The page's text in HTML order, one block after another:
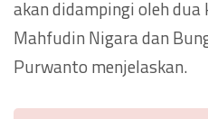
akan didampingi oleh
Mahfudin Nigara dan
Purwanto menjelaskan.